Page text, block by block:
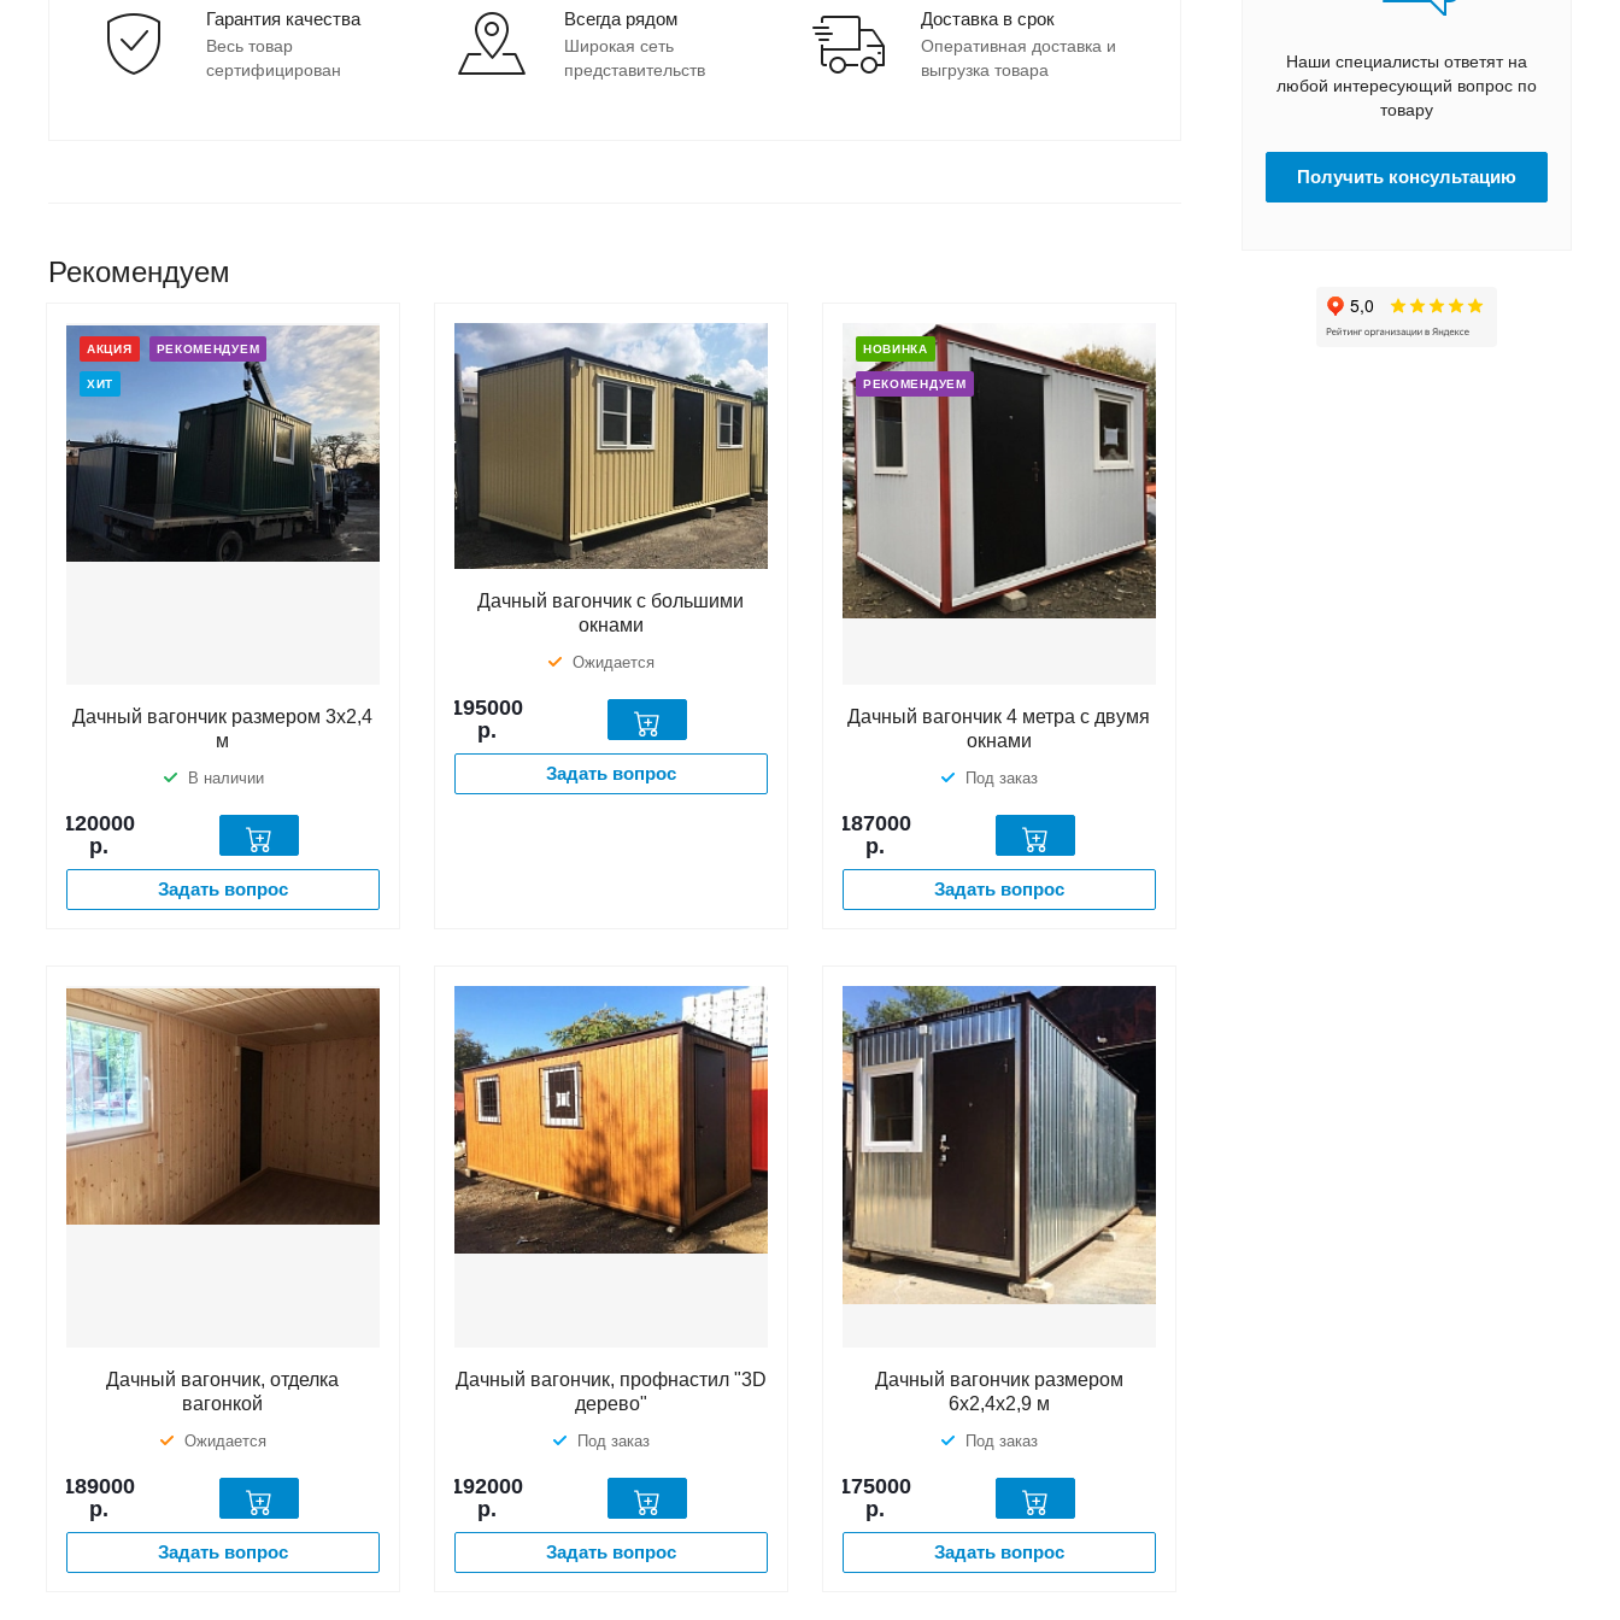
Гарантия качества
Весь товар
сертифицирован
Всегда рядом
Широкая сеть
представительств
Доставка в срок
Оперативная доставка и
выгрузка товара
Рекомендуем
АКЦИЯ РЕКОМЕНДУЕМ
ХИТ
Дачный вагончик размером 3х2,4
м
В наличии
120000
р.
Задать вопрос
Дачный вагончик с большими
окнами
Ожидается
195000
р.
Задать вопрос
НОВИНКА
РЕКОМЕНДУЕМ
Дачный вагончик 4 метра с двумя
окнами
Под заказ
187000
р.
Задать вопрос
Дачный вагончик, отделка
вагонкой
Ожидается
189000
р.
Задать вопрос
Дачный вагончик, профнастил "3D
дерево"
Под заказ
192000
р.
Задать вопрос
Дачный вагончик размером
6х2,4х2,9 м
Под заказ
175000
р.
Задать вопрос
Наши специалисты ответят на
любой интересующий вопрос по
товару
Получить консультацию